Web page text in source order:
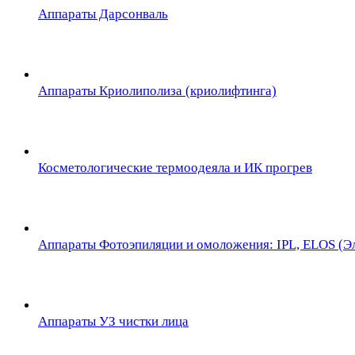
Аппараты Дарсонваль
Аппараты Криолиполиза (криолифтинга)
Косметологические термоодеяла и ИК прогрев
Аппараты Фотоэпиляции и омоложения: IPL, ELOS
Аппараты УЗ чистки лица